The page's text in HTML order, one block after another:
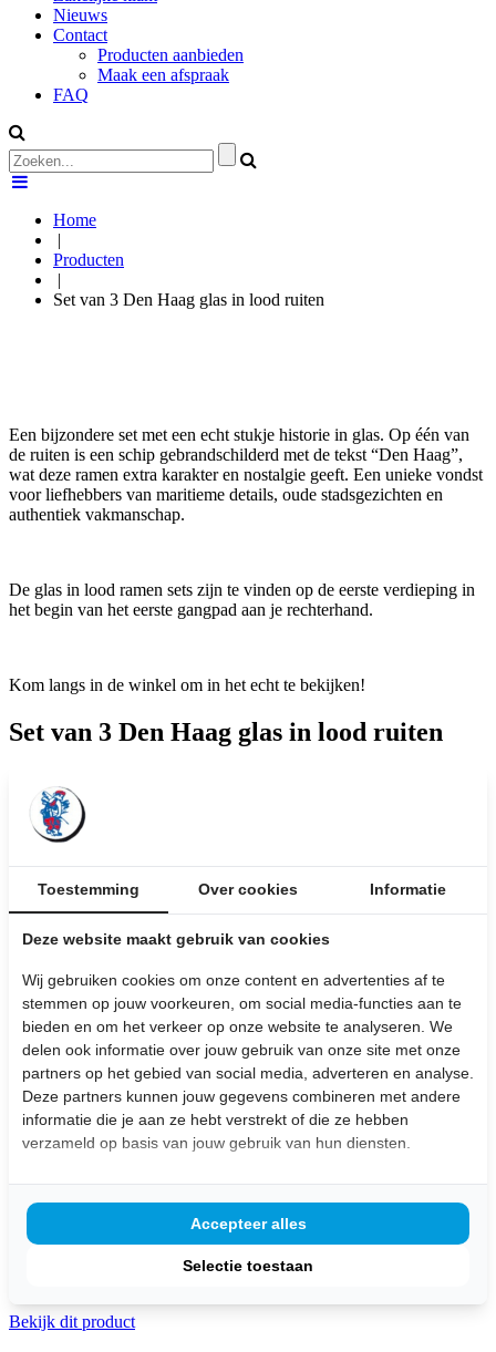
Nieuws
Contact
Producten aanbieden
Maak een afspraak
FAQ
Home
|
Producten
|
Set van 3 Den Haag glas in lood ruiten
Een bijzondere set met een echt stukje historie in glas. Op één van
de ruiten is een schip gebrandschilderd met de tekst “Den Haag”,
wat deze ramen extra karakter en nostalgie geeft. Een unieke vondst
voor liefhebbers van maritieme details, oude stadsgezichten en
authentiek vakmanschap.
De glas in lood ramen sets zijn te vinden op de eerste verdieping in
het begin van het eerste gangpad aan je rechterhand.
Kom langs in de winkel om in het echt te bekijken!
Set van 3 Den Haag glas in lood ruiten
Bekijk de afbeeldingen
Stel hier je vraag over dit product:
Wij leverenmaatwerkproducten uit eigen meubelmakerij
Bezorging aan huis
Gratisop te halen in de winkel (dinsdag t/m zaterdag
geopend )
Klanten beoordelen ons met een4,7/5,0
Uitgelichte Producten
Dubbel glas in lood met boot
Afmetingen: 77 x 211 cm
€ 450,-
Bekijk dit product
Toestemming Over cookies Informatie
Deze website maakt gebruik van cookies
Wij gebruiken cookies om onze content en advertenties af te
stemmen op jouw voorkeuren, om social media-functies aan te
bieden en om het verkeer op onze website te analyseren. We
delen ook informatie over jouw gebruik van onze site met onze
partners op het gebied van social media, adverteren en analyse.
Deze partners kunnen jouw gegevens combineren met andere
informatie die je aan ze hebt verstrekt of die ze hebben
verzameld op basis van jouw gebruik van hun diensten.
Selectie toestaan
Accepteer alles